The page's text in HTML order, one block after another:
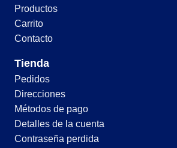
Productos
Carrito
Contacto
Tienda
Pedidos
Direcciones
Métodos de pago
Detalles de la cuenta
Contraseña perdida